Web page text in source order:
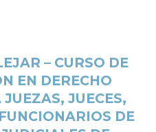
– CURSO DE
EN DERECHO
JUECES,
DE